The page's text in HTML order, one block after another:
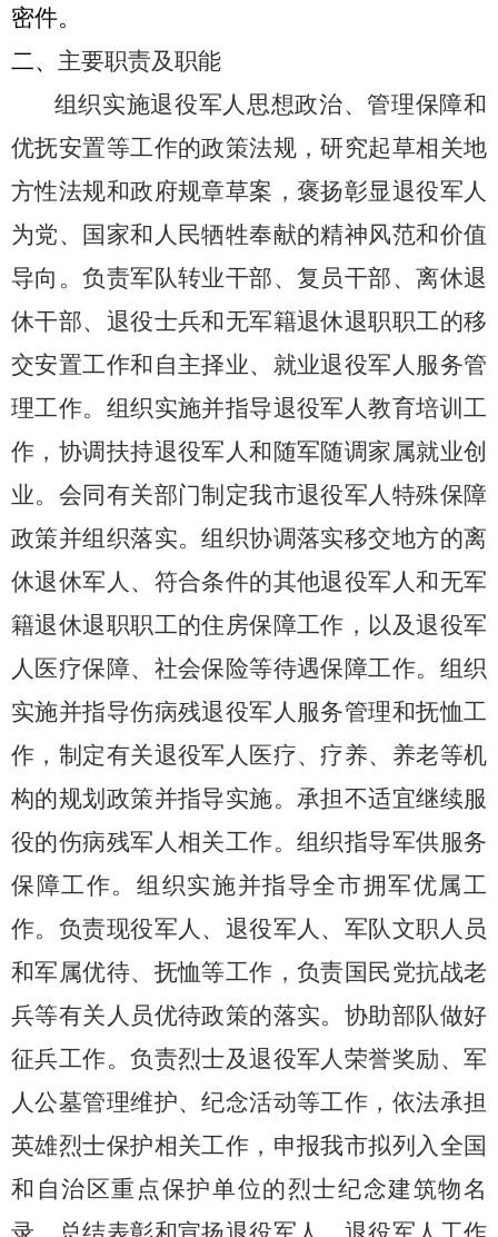
密件。
二、 主要职责及职能
组织实施退役军人思想政治、管理保障和
优抚安置等工作的政策法规，研究起草相关地
方性法规和政府规章草案，褒扬彰显退役军人
为党、国家和人民牺牲奉献的精神风范和价值
导向。负责军队转业干部、复员干部、离休退
休干部、退役士兵和无军籍退休退职职工的移
交安置工作和自主择业、就业退役军人服务管
理工作。组织实施并指导退役军人教育培训工
作，协调扶持退役军人和随军随调家属就业创
业。会同有关部门制定我市退役军人特殊保障
政策并组织落实。组织协调落实移交地方的离
休退休军人、符合条件的其他退役军人和无军
籍退休退职职工的住房保障工作，以及退役军
人医疗保障、社会保险等待遇保障工作。组织
实施并指导伤病残退役军人服务管理和抚恤工
作，制定有关退役军人医疗、疗养、养老等机
构的规划政策并指导实施。承担不适宜继续服
役的伤病残军人相关工作。组织指导军供服务
保障工作。组织实施并指导全市拥军优属工
作。负责现役军人、退役军人、军队文职人员
和军属优待、抚恤等工作，负责国民党抗战老
兵等有关人员优待政策的落实。协助部队做好
征兵工作。负责烈士及退役军人荣誉奖励、军
人公墓管理维护、纪念活动等工作，依法承担
英雄烈士保护相关工作，申报我市拟列入全国
和自治区重点保护单位的烈士纪念建筑物名